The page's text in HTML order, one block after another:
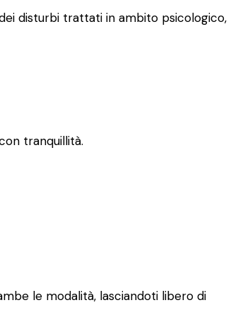
disturbi trattati in ambito psicologico,
tranquillità.
le modalità, lasciandoti libero di